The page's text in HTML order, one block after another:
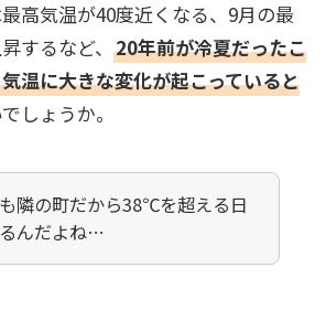
高気温が40度近くなる、9月の最
するなど、 20年前が冷夏だったこ
温に大きな変化が起こっていると
しょうか。
隣の町だから38℃を超える日
んだよね…